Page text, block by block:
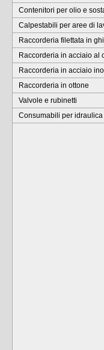
Contenitori per olio e
Calpestabili per aree di
Raccorderia filettata in
Raccorderia in acciaio al
Raccorderia in acciaio
Raccorderia in ottone
Valvole e rubinetti
Consumabili per idraulica